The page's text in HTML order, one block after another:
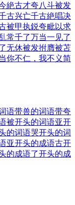
絶古才夸八斗被发
古兴亡千古絶唱决
被甲执鋭夸毗以求
常千了万当一见了
无休被发拊膺被苫
你不仁，我不义简
语带兽的词语带夸
被开头的词语亚开
的词语哭开头的词
亚开头的成语古开
的成语了开头的成